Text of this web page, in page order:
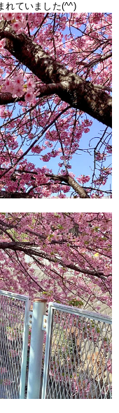
れていました(^^)